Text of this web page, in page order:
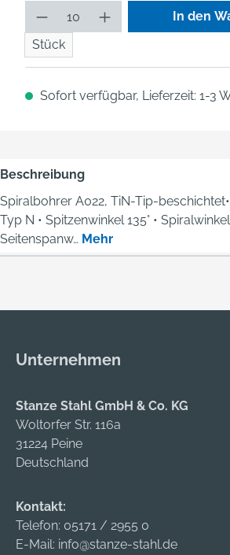
Produkt
Stück
In den
Sofort verfügbar, Lieferzeit: 1-3
Beschreibung
Spiralbohrer A022, TiN-Tip-beschichtet•
Typ N • Spitzenwinkel 135° • Spiralwinkel
Seitenspanw… Mehr
Unternehmen
Stanze Stahl GmbH & Co. KG
Woltorfer Str. 116a
31224 Peine
Deutschland
Kontakt:
Telefon: 05171 / 2955 0
E-Mail: info@stanze-stahl.de